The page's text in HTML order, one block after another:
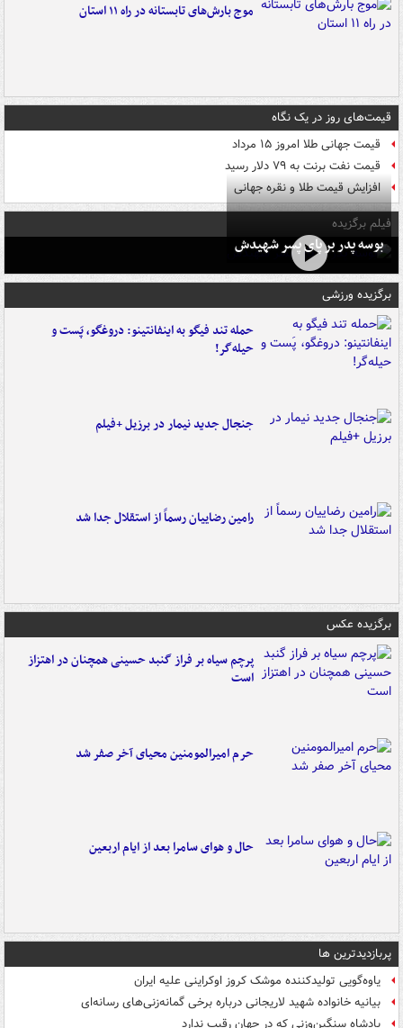
موج بارش‌های تابستانه در راه ۱۱ استان
قیمت‌های روز در یک نگاه
قیمت جهانی طلا امروز ۱۵ مرداد
قیمت نفت برنت به ۷۹ دلار رسید
افزایش قیمت طلا و نقره جهانی
فیلم برگزیده
بوسه‌ پدر بر پای پسر شهیدش
برگزیده ورزشی
حمله تند فیگو به اینفانتینو: دروغگو، پَست‌ و
حیله‌گر!
جنجال جدید نیمار در برزیل +فیلم
رامین رضاییان رسماً از استقلال جدا شد
برگزیده عکس
پرچم سیاه بر فراز گنبد حسینی همچنان در اهتزاز
است
حرم امیرالمومنین محیای آخر صفر شد
حال و هوای سامرا بعد از ایام اربعین
پربازدیدترین ها
یاوه‌گویی تولیدکننده موشک کروز اوکراینی علیه ایران
بیانیه خانواده شهید لاریجانی درباره برخی گمانه‌زنی‌های رسانه‌ای
پادشاه سنگین‌وزنی که در جهان رقیب ندارد